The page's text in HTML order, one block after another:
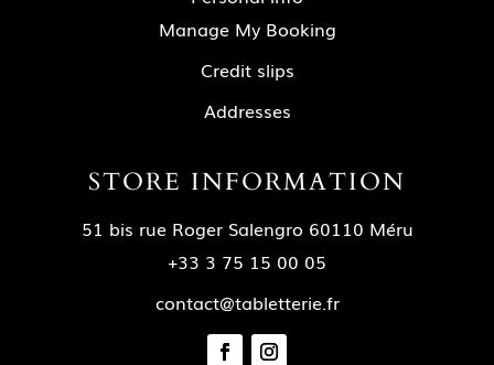
Manage My Booking
Credit slips
Addresses
STORE INFORMATION
51 bis rue Roger Salengro 60110 Méru
+33 3 75 15 00 05
contact@tabletterie.fr